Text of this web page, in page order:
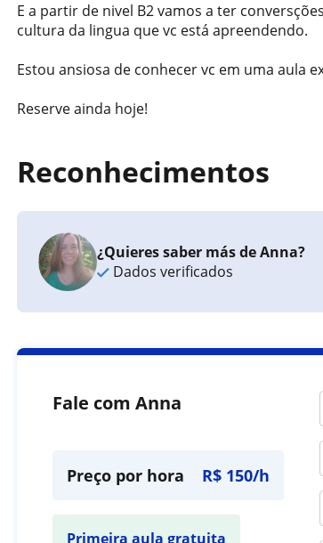
E a partir de nivel B2 vamos a ter
cultura da lingua que vc está apreendendo.
Estou ansiosa de conhecer vc em uma aula
Reserve ainda hoje!
Reconhecimentos
¿Quieres saber más de Anna?
Dados verificados
Fale com Anna
Preço por hora R$ 150/h
Primeira aula gratuita